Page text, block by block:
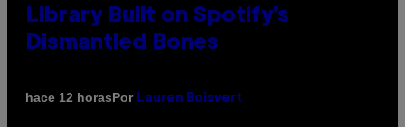
Library Built on Spotify’s
Dismantled Bones
hace 12 horasPor Lauren Boisvert